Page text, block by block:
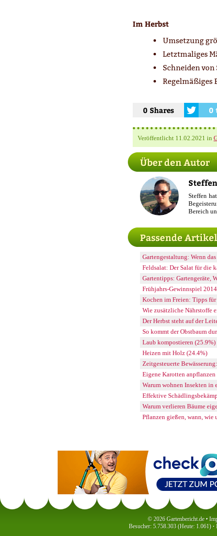
Im Herbst
Umsetzung
Letztmaliges
Schneiden von
Regelmäßiges
0 Shares 0
Veröffentlicht 11.02.2021 in
Über den Autor
Steffen
Bereich
Passende Artikel
Gartengestaltung: Wenn
Feldsalat: Der Salat für die
Gartentipps: Gartengeräte,
Frühjahrs-Gewinnspiel
Kochen im Freien: Tipps
Wie zusätzliche Nährstoffe
Der Herbst steht auf der
So kommt der Obstbaum
Laub kompostieren (25.9%)
Heizen mit Holz (24.4%)
Zeitgesteuerte
Eigene Karotten anpflanzen
Warum wohnen Insekten in
Effektive
Warum verlieren Bäume
Pflanzen gießen, wann, wie
© 2026 Gartenbericht.de •
Besucher: 5.758.303 (Heute: 1.061) ·